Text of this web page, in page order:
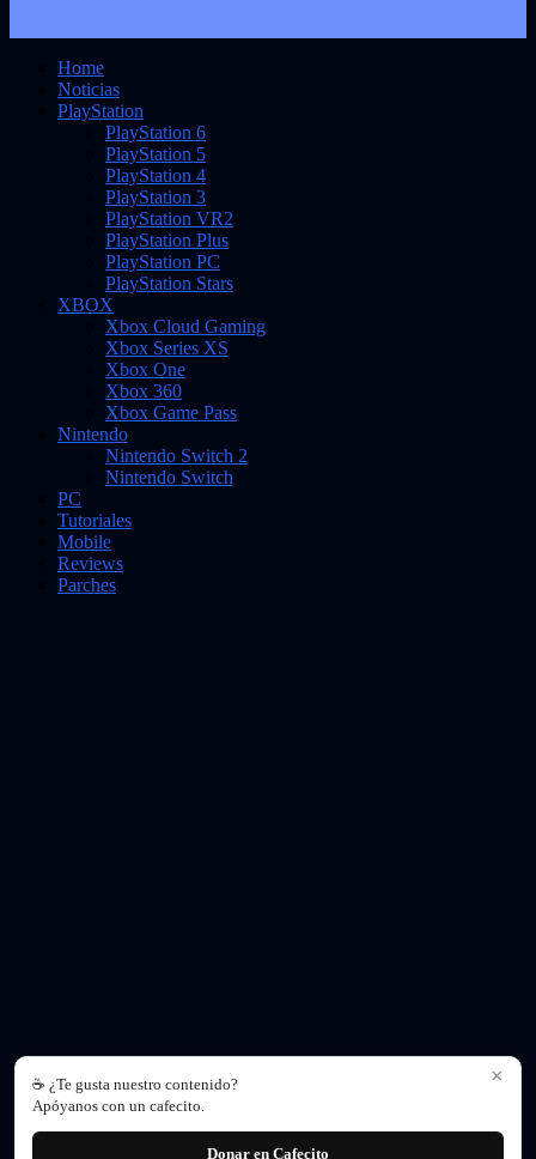
Home
Noticias
PlayStation
PlayStation 6
PlayStation 5
PlayStation 4
PlayStation 3
PlayStation VR2
PlayStation Plus
PlayStation PC
PlayStation Stars
XBOX
Xbox Cloud Gaming
Xbox Series XS
Xbox One
Xbox 360
Xbox Game Pass
Nintendo
Nintendo Switch 2
Nintendo Switch
PC
Tutoriales
Mobile
Reviews
Parches
×
☕ ¿Te gusta nuestro contenido?
Apóyanos con un cafecito.
Donar en Cafecito